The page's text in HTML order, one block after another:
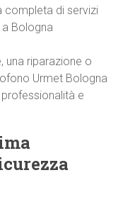
completa di servizi
Bologna
una riparazione o
Urmet Bologna
e